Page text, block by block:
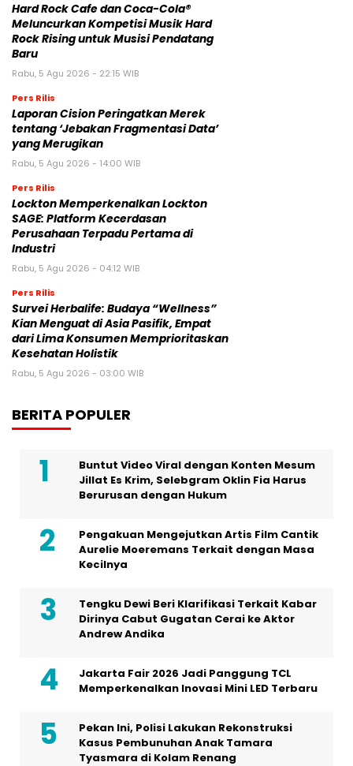
Hard Rock Cafe dan Coca-Cola®
Meluncurkan Kompetisi Musik Hard
Rock Rising untuk Musisi Pendatang
Baru
Rabu, 5 Agu 2026 - 22:15 WIB
Pers Rilis
Laporan Cision Peringatkan Merek
tentang ‘Jebakan Fragmentasi Data’
yang Merugikan
Rabu, 5 Agu 2026 - 14:00 WIB
Pers Rilis
Lockton Memperkenalkan Lockton
SAGE: Platform Kecerdasan
Perusahaan Terpadu Pertama di
Industri
Rabu, 5 Agu 2026 - 04:12 WIB
Pers Rilis
Survei Herbalife: Budaya “Wellness”
Kian Menguat di Asia Pasifik, Empat
dari Lima Konsumen Memprioritaskan
Kesehatan Holistik
Rabu, 5 Agu 2026 - 03:00 WIB
BERITA POPULER
Buntut Video Viral dengan Konten Mesum
Jillat Es Krim, Selebgram Oklin Fia Harus
Berurusan dengan Hukum
Pengakuan Mengejutkan Artis Film Cantik
Aurelie Moeremans Terkait dengan Masa
Kecilnya
Tengku Dewi Beri Klarifikasi Terkait Kabar
Dirinya Cabut Gugatan Cerai ke Aktor
Andrew Andika
Jakarta Fair 2026 Jadi Panggung TCL
Memperkenalkan Inovasi Mini LED Terbaru
Pekan Ini, Polisi Lakukan Rekonstruksi
Kasus Pembunuhan Anak Tamara
Tyasmara di Kolam Renang